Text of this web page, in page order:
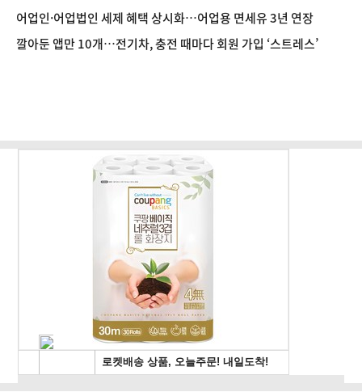
어업인·어업법인 세제 혜택 상시화…어업용 면세유 3년 연장
깔아둔 앱만 10개…전기차, 충전 때마다 회원 가입 ‘스트레스’